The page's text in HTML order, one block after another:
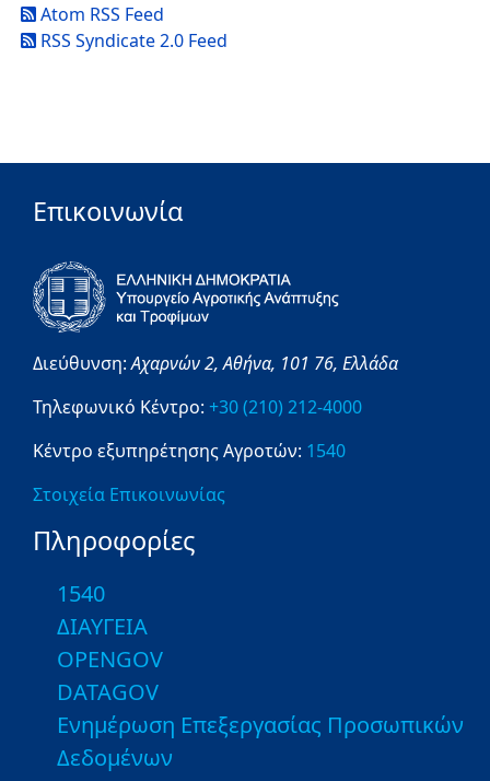
Atom RSS Feed
RSS Syndicate 2.0 Feed
Επικοινωνία
Διεύθυνση:Αχαρνών 2,Αθήνα, 101 76, Ελλάδα
Τηλεφωνικό Κέντρο: +30 (210) 212-4000
Κέντρο εξυπηρέτησης Αγροτών: 1540
Στοιχεία Επικοινωνίας
Πληροφορίες
1540
ΔΙΑΥΓΕΙΑ
OPENGOV
DATAGOV
Ενημέρωση Επεξεργασίας Προσωπικών
Δεδομένων